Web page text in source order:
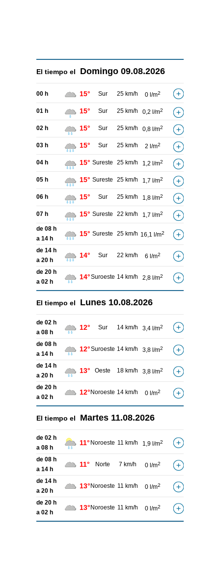
El tiempo el Domingo 09.08.2026
00 h 15° Sur 25 km/h 0 l/m2
01 h 15° Sur 25 km/h 0,2 l/m2
02 h 15° Sur 25 km/h 0,8 l/m2
03 h 15° Sur 25 km/h 2 l/m2
04 h 15° Sureste 25 km/h 1,2 l/m2
05 h 15° Sureste 25 km/h 1,7 l/m2
06 h 15° Sur 25 km/h 1,8 l/m2
07 h 15° Sureste 22 km/h 1,7 l/m2
de 08 h
a 14 h
15° Sureste 25 km/h 16,1 l/m2
de 14 h
a 20 h
14° Sur 22 km/h 6 l/m2
de 20 h
a 02 h
14°Suroeste 14 km/h 2,8 l/m2
El tiempo el Lunes 10.08.2026
de 02 h
a 08 h
12° Sur 14 km/h 3,4 l/m2
de 08 h
a 14 h
12°Suroeste 14 km/h 3,8 l/m2
de 14 h
a 20 h
13° Oeste 18 km/h 3,8 l/m2
de 20 h
a 02 h
12° Noroeste 14 km/h 0 l/m2
El tiempo el Martes 11.08.2026
de 02 h
a 08 h
11° Noroeste 11 km/h 1,9 l/m2
de 08 h
a 14 h
11° Norte 7 km/h 0 l/m2
de 14 h
a 20 h
13° Noroeste 11 km/h 0 l/m2
de 20 h
a 02 h
13° Noroeste 11 km/h 0 l/m2